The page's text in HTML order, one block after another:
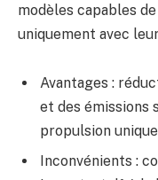
modèles capables
uniquement avec
Avantages :
et des émissions
propulsion
Inconvénients :